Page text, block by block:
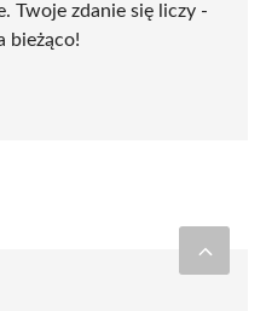
Twoje zdanie się liczy -
bieżąco!